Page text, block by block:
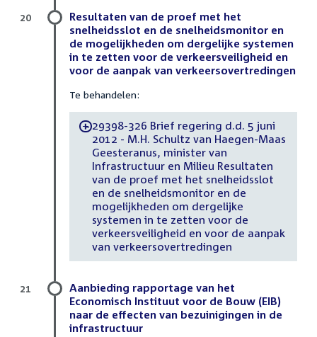
Resultaten van de proef met het
snelheidsslot en de snelheidsmonitor en
de mogelijkheden om dergelijke systemen
in te zetten voor de verkeersveiligheid en
voor de aanpak van verkeersovertredingen
Te behandelen:
-29398-326 Brief regering d.d. 5 juni
2012 - M.H. Schultz van Haegen-Maas
Geesteranus, minister van
Infrastructuur en Milieu Resultaten
van de proef met het snelheidsslot
en de snelheidsmonitor en de
mogelijkheden om dergelijke
systemen in te zetten voor de
verkeersveiligheid en voor de aanpak
van verkeersovertredingen
20
Aanbieding rapportage van het
Economisch Instituut voor de Bouw (EIB)
naar de effecten van bezuinigingen in de
infrastructuur
21